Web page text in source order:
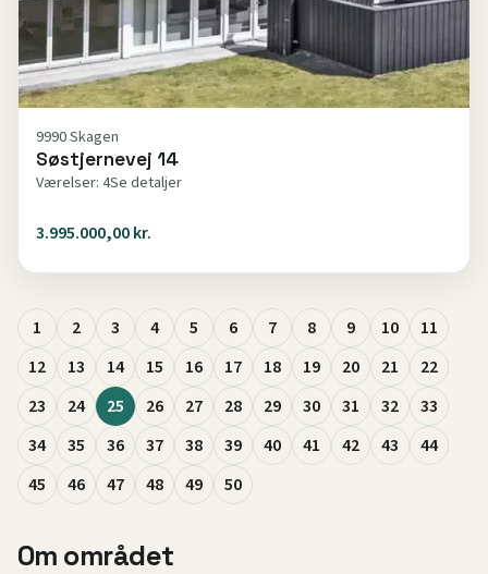
9990 Skagen
Søstjernevej 14
Værelser: 4Se detaljer
3.995.000,00 kr.
1 2 3 4 5 6 7 8 9 10
11
12
13 14 15 16 17 18 19 20 21
22
23
24 25 26 27 28 29 30 31 32
33
34
35 36 37 38 39 40 41 42 43
44
45
46 47 48 49 50
Om området